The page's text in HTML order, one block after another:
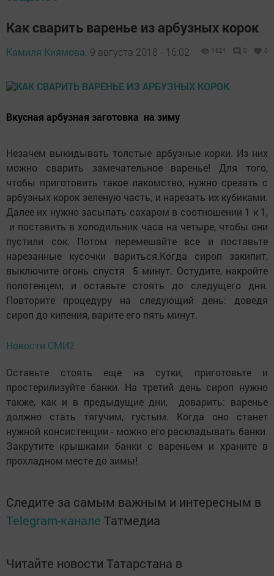
Как сварить варенье из арбузных корок
Камиля Киямова, 9 августа 2018 - 16:02 1621 0 0
Вкусная арбузная заготовка на зиму
Незачем выкидывать толстые арбузные корки. Из них
можно сварить замечательное варенье! Для того,
чтобы приготовить такое лакомство, нужно срезать с
арбузных корок зеленую часть, и нарезать их кубиками.
Далее их нужно засыпать сахаром в соотношении 1 к 1,
и поставить в холодильник часа на четыре, чтобы они
пустили сок. Потом перемешайте все и поставьте
нарезанные кусочки вариться.Когда сироп закипит,
выключите огонь спустя 5 минут. Остудите, накройте
полотенцем, и оставьте стоять до следущего дня.
Повторите процедуру на следующий день: доведя
сироп до кипения, варите его пять минут.
Новости СМИ2
Оставьте стоять еще на сутки, приготовьте и
простерилизуйте банки. На третий день сироп нужно
также, как и в предыдущие дни, доварить: варенье
должно стать тягучим, густым. Когда оно станет
нужной консистенции - можно его раскладывать банки.
Закрутите крышками банки с вареньем и храните в
прохладном месте до зимы!
Следите за самым важным и интересным в
Telegram-канале Татмедиа
Читайте новости Татарстана в